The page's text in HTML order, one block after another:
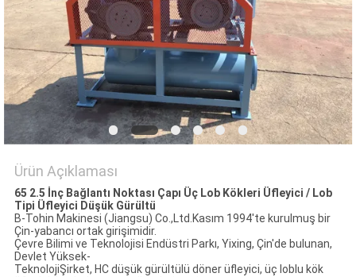
PRIVACY
POLICY
Ürün Açıklaması
65 2.5 İnç Bağlantı Noktası Çapı Üç Lob Kökleri Üfleyici / Lob
Tipi Üfleyici Düşük Gürültü
B-Tohin Makinesi (Jiangsu) Co.,Ltd.Kasım 1994'te kurulmuş bir
Çin-yabancı ortak girişimidir.
Çevre Bilimi ve Teknolojisi Endüstri Parkı, Yixing, Çin'de bulunan,
Devlet Yüksek-
TeknolojiŞirket, HC düşük gürültülü döner üfleyici, üç loblu kök